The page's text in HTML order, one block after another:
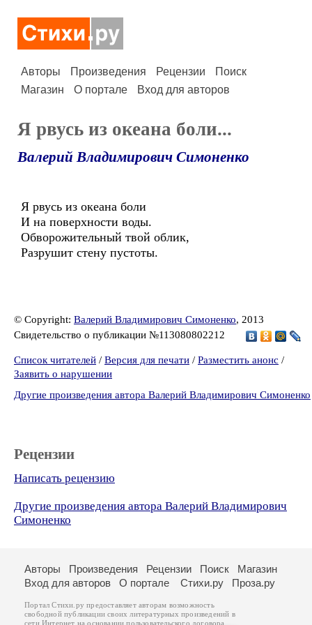
Авторы Произведения Рецензии
Поиск
Магазин
О портале Вход для авторов
Я рвусь из океана боли...
Валерий Владимирович Симоненко
Я рвусь из океана боли
И на поверхности воды.
Обворожительный твой облик,
Разрушит стену пустоты.
© Copyright: Валерий Владимирович Симоненко, 2013
Свидетельство о публикации №113080802212
Список читателей / Версия для печати / Разместить анонс /
Заявить о нарушении
Другие произведения автора Валерий Владимирович Симоненко
Рецензии
Написать рецензию
Другие произведения автора Валерий Владимирович
Симоненко
Авторы Произведения Рецензии Поиск
Магазин
Вход для авторов
О портале Стихи.ру Проза.ру
Портал Стихи.ру предоставляет авторам возможность
свободной публикации своих литературных произведений в
сети Интернет на основаниипользовательского договора